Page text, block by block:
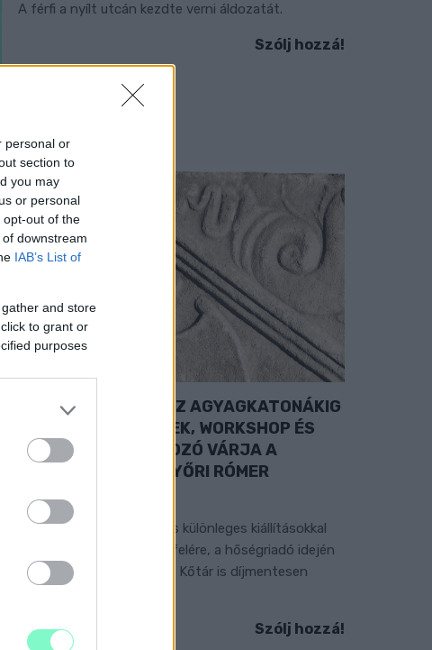
personal or
section to
you may
or personal
opt-out of the
downstream
IAB’s List of
and store
to grant or
purposes
A férfi a nyílt utcán kezdte verni áldozatát.
Szólj hozzá!
A RÓMAIAKTÓL AZ AGYAGKATONÁKIG
– TÁRLATVEZETÉSEK, WORKSHOP ÉS
KÖZÖNSÉGTALÁLKOZÓ VÁRJA A
LÁTOGATÓKAT A GYŐRI RÓMER
Ingyenes programokkal és különleges kiállításokkal
készülnek a hét második felére, a hőségriadó idején
ráadásul a Várkazamata – Kőtár is díjmentesen
Szólj hozzá!